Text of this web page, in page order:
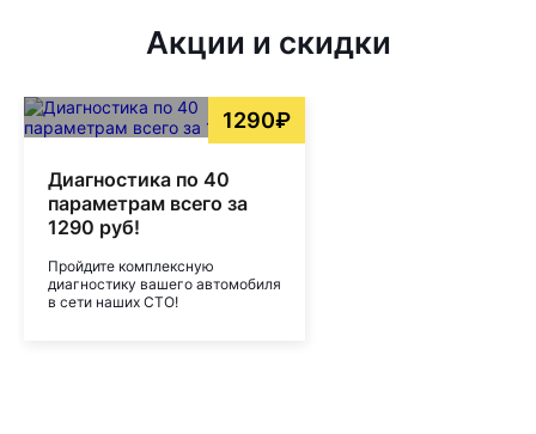
Акции и скидки
1290₽
Диагностика по 40
параметрам всего за
1290 руб!
Пройдите комплексную
диагностику вашего автомобиля
в сети наших СТО!